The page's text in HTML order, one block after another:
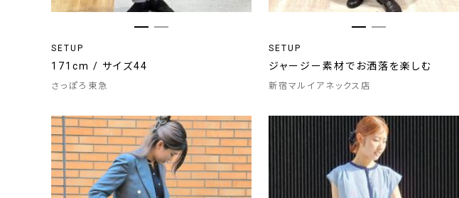
SETUP
171cm / サイズ44
さっぽろ東急
SETUP
ジャージー素材でお洒落を楽しむ
新宿マルイアネックス店